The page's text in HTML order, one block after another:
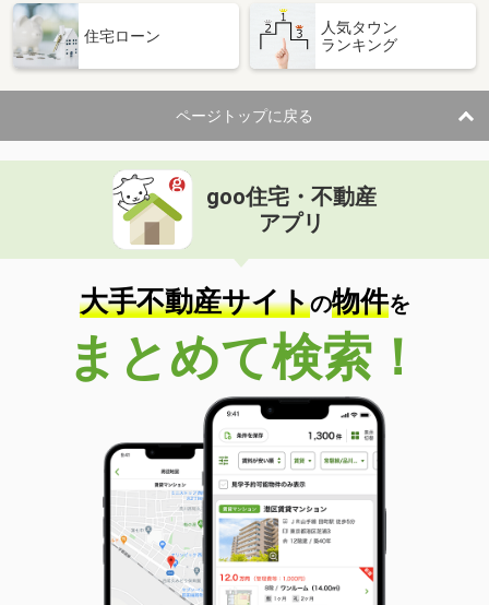
住宅ローン
人気タウン
ランキング
ページトップに戻る
goo住宅・不動産
アプリ
大手不動産サイトの物件を
まとめて検索！